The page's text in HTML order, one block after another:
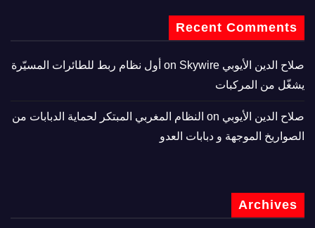
Recent Comments
صلاح الدين الأيوبي
Skywire أول نظام ربط للطائرات المسيّرة
يشغّل من المركبات
صلاح الدين الأيوبي
النظام المغربي المبتكر لحماية الدبابات من
الصواريخ الموجهة و دبابات العدو
Archives